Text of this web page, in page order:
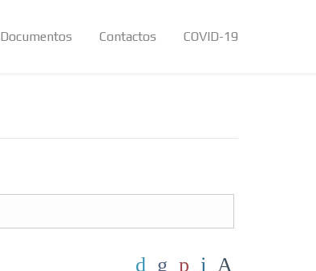
Documentos Contactos COVID-19